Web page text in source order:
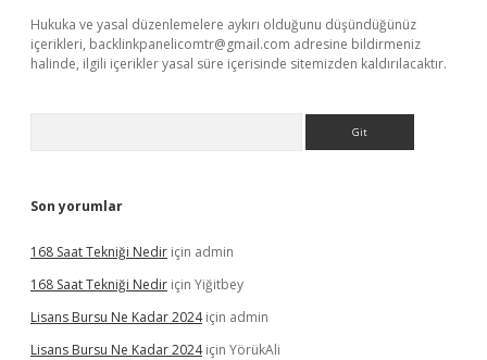
Hukuka ve yasal düzenlemelere aykırı olduğunu düşündüğünüz
içerikleri, backlinkpanelicomtr@gmail.com adresine bildirmeniz
halinde, ilgili içerikler yasal süre içerisinde sitemizden kaldırılacaktır.
Son yorumlar
168 Saat Tekniği Nedir için admin
168 Saat Tekniği Nedir için Yiğitbey
Lisans Bursu Ne Kadar 2024için admin
Lisans Bursu Ne Kadar 2024için YörükAli